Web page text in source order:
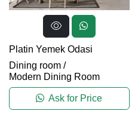
Platin Yemek Odasi
Dining room /
Modern Dining Room
Ask for Price